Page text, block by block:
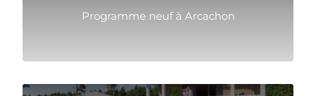
Programme neuf à Arcachon